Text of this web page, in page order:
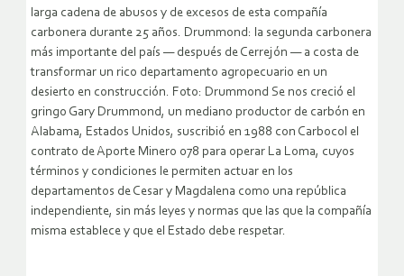
larga cadena de abusos y de excesos de esta compañía
carbonera durante 25 años. Drummond: la segunda carbonera
más importante del país — después de Cerrejón — a costa de
transformar un rico departamento agropecuario en un
desierto en construcción. Foto: Drummond Se nos creció el
gringo Gary Drummond, un mediano productor de carbón en
Alabama, Estados Unidos, suscribió en 1988 con Carbocol el
contrato de Aporte Minero 078 para operar La Loma, cuyos
términos y condiciones le permiten actuar en los
departamentos de Cesar y Magdalena como una república
independiente, sin más leyes y normas que las que la compañía
misma establece y que el Estado debe respetar.